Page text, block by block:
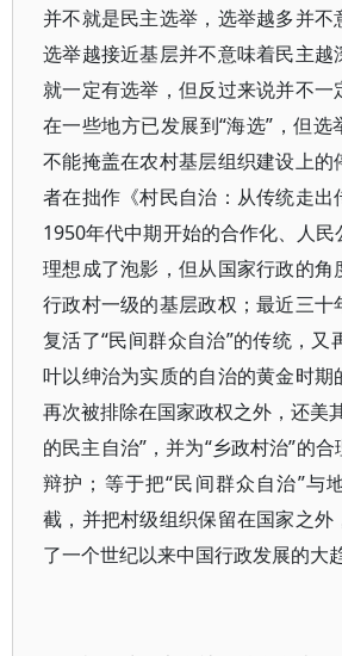
并不就是民主选举，选举越多并不
选举越接近基层并不意味着民主越
就一定有选举，但反过来说并不一
在一些地方已发展到“海选”，但
不能掩盖在农村基层组织建设上的
者在拙作《村民自治：从传统走出
1950年代中期开始的合作化、人
理想成了泡影，但从国家行政的角
行政村一级的基层政权；最近三十
复活了“民间群众自治”的传统，又
叶以绅治为实质的自治的黄金时期
再次被排除在国家政权之外，还美
的民主自治”，并为“乡政村治”的
辩护；等于把“民间群众自治”与
截，并把村级组织保留在国家之外
了一个世纪以来中国行政发展的大趋